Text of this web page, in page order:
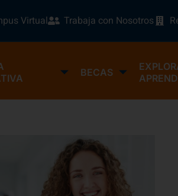
Virtual Trabaja con Nosotros
BECAS